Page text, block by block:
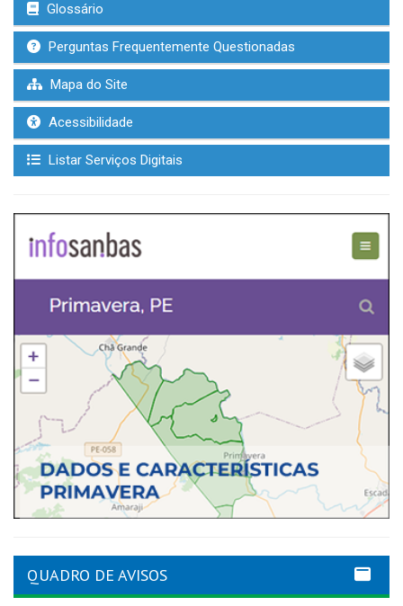
Glossário
Perguntas Frequentemente Questionadas
Mapa do Site
Acessibilidade
Listar Serviços Digitais
QUADRO DE AVISOS